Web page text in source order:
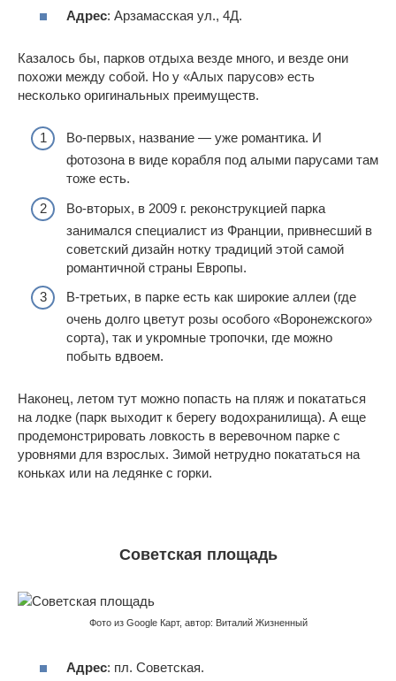
Адрес: Арзамасская ул., 4Д.
Казалось бы, парков отдыха везде много, и везде они
похожи между собой. Но у «Алых парусов» есть
несколько оригинальных преимуществ.
Во-первых, название — уже романтика. И
фотозона в виде корабля под алыми парусами там
тоже есть.
Во-вторых, в 2009 г. реконструкцией парка
занимался специалист из Франции, привнесший в
советский дизайн нотку традиций этой самой
романтичной страны Европы.
В-третьих, в парке есть как широкие аллеи (где
очень долго цветут розы особого «Воронежского»
сорта), так и укромные тропочки, где можно
побыть вдвоем.
Наконец, летом тут можно попасть на пляж и покататься
на лодке (парк выходит к берегу водохранилища). А еще
продемонстрировать ловкость в веревочном парке с
уровнями для взрослых. Зимой нетрудно покататься на
коньках или на ледянке с горки.
Советская площадь
Фото из Google Карт, автор: Виталий Жизненный
Адрес: пл. Советская.